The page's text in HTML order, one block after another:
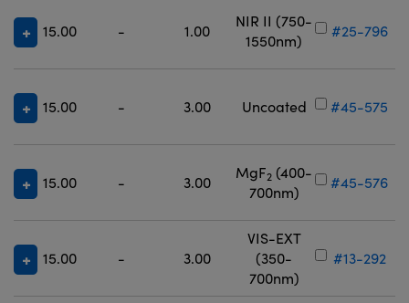
15.00 - 1.00
NIR II (750-
1550nm)
#25-796
15.00 - 3.00 Uncoated #45-575
15.00 - 3.00
MgF2 (400-
700nm)
#45-576
15.00 - 3.00
VIS-EXT
(350-
700nm)
#13-292